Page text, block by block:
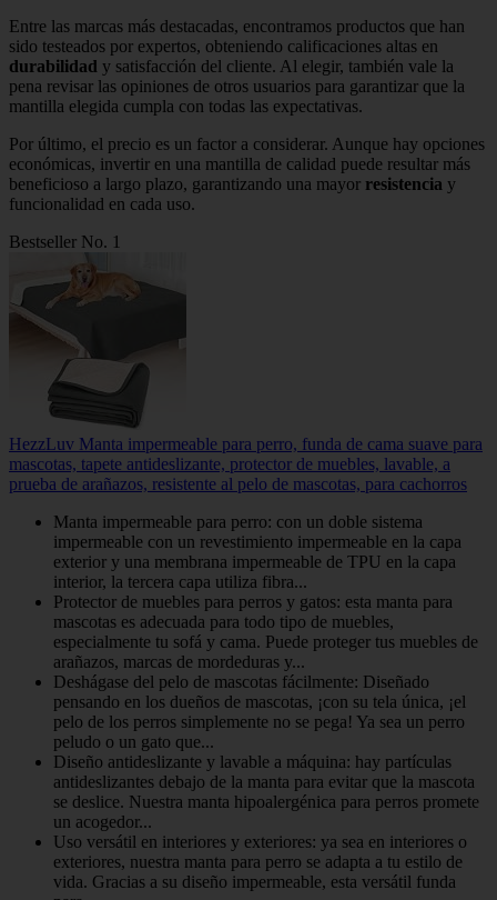
Entre las marcas más destacadas, encontramos productos que han
sido testeados por expertos, obteniendo calificaciones altas en
durabilidad y satisfacción del cliente. Al elegir, también vale la
pena revisar las opiniones de otros usuarios para garantizar que la
mantilla elegida cumpla con todas las expectativas.
Por último, el precio es un factor a considerar. Aunque hay opciones
económicas, invertir en una mantilla de calidad puede resultar más
beneficioso a largo plazo, garantizando una mayor resistencia y
funcionalidad en cada uso.
Bestseller No. 1
HezzLuv Manta impermeable para perro, funda de cama suave para
mascotas, tapete antideslizante, protector de muebles, lavable, a
prueba de arañazos, resistente al pelo de mascotas, para cachorros
Manta impermeable para perro: con un doble sistema
impermeable con un revestimiento impermeable en la capa
exterior y una membrana impermeable de TPU en la capa
interior, la tercera capa utiliza fibra...
Protector de muebles para perros y gatos: esta manta para
mascotas es adecuada para todo tipo de muebles,
especialmente tu sofá y cama. Puede proteger tus muebles de
arañazos, marcas de mordeduras y...
Deshágase del pelo de mascotas fácilmente: Diseñado
pensando en los dueños de mascotas, ¡con su tela única, ¡el
pelo de los perros simplemente no se pega! Ya sea un perro
peludo o un gato que...
Diseño antideslizante y lavable a máquina: hay partículas
antideslizantes debajo de la manta para evitar que la mascota
se deslice. Nuestra manta hipoalergénica para perros promete
un acogedor...
Uso versátil en interiores y exteriores: ya sea en interiores o
exteriores, nuestra manta para perro se adapta a tu estilo de
vida. Gracias a su diseño impermeable, esta versátil funda